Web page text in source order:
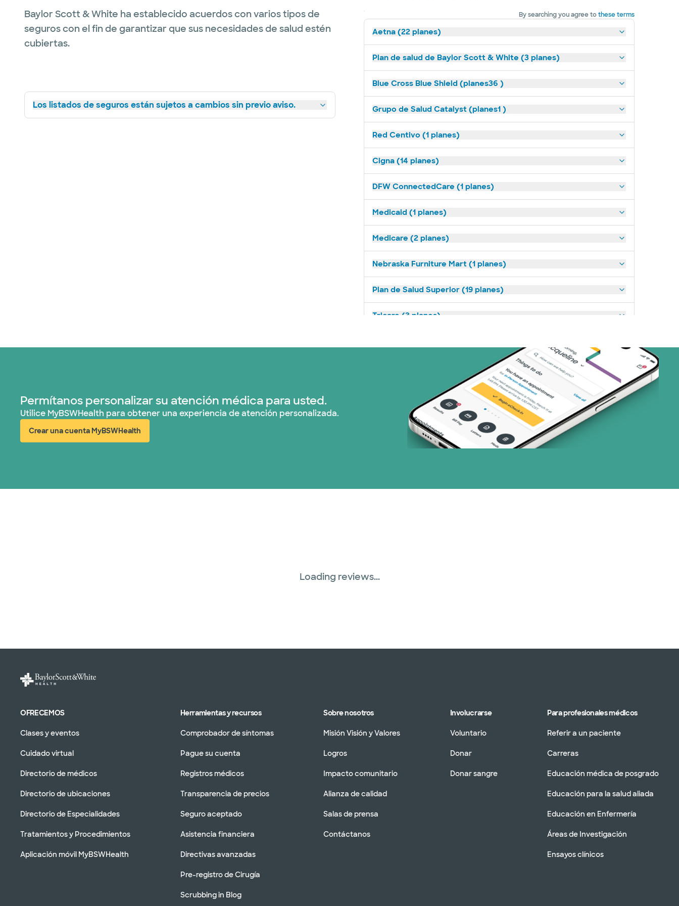
Baylor Scott & White ha establecido acuerdos con varios tipos de
seguros con el fin de garantizar que sus necesidades de salud estén
cubiertas.
Los listados de seguros están sujetos a cambios sin previo aviso.
By searching you agree tothese terms
Aetna (22 planes)
Plan de salud de Baylor Scott & White (3 planes)
Blue Cross Blue Shield (planes36 )
Grupo de Salud Catalyst (planes1 )
Red Centivo (1 planes)
Cigna (14 planes)
DFW ConnectedCare (1 planes)
Medicaid (1 planes)
Medicare (2 planes)
Nebraska Furniture Mart (1 planes)
Plan de Salud Superior (19 planes)
Tricare (3 planes)
Permítanos personalizar su atención médica para usted.
Utilice MyBSWHealth para obtener una experiencia de atención personalizada.
Crear una cuenta MyBSWHealth
(abre en ventana nueva)
Loading reviews...
OFRECEMOS
Clases y eventos
Cuidado virtual
Directorio de médicos
Directorio de ubicaciones
Directorio de Especialidades
Tratamientos y Procedimientos
Aplicación móvil MyBSWHealth
Herramientas y recursos
Comprobador de síntomas
Pague su cuenta
Registros médicos
Transparencia de precios
Seguro aceptado
Asistencia financiera
Directivas avanzadas
Pre-registro de Cirugía
Scrubbing in Blog
Sobre nosotros
Misión Visión y Valores
Logros
Impacto comunitario
Alianza de calidad
Salas de prensa
Contáctanos
Involucrarse
Voluntario
Donar
Donar sangre
Para profesionales médicos
Referir a un paciente
Carreras
Educación médica de posgrado
Educación para la salud aliada
Educación en Enfermería
Áreas de Investigación
Ensayos clínicos